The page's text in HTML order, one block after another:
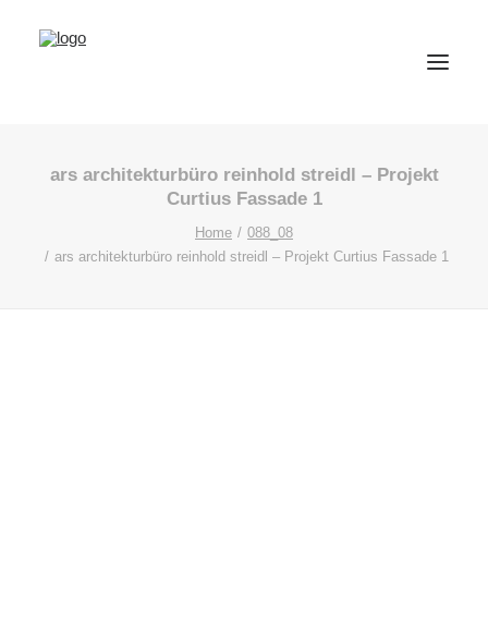
ars architekturbüro reinhold streidl – Projekt
Curtius Fassade 1
Home
088_08
ars architekturbüro reinhold streidl – Projekt Curtius Fassade 1